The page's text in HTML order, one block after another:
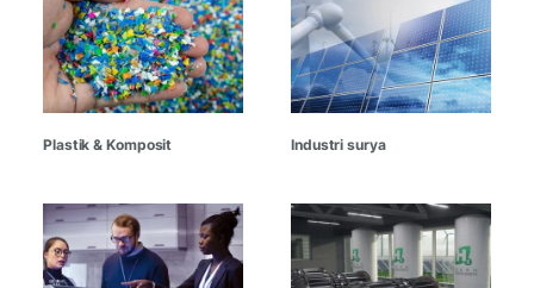
Plastik & Komposit Industri surya